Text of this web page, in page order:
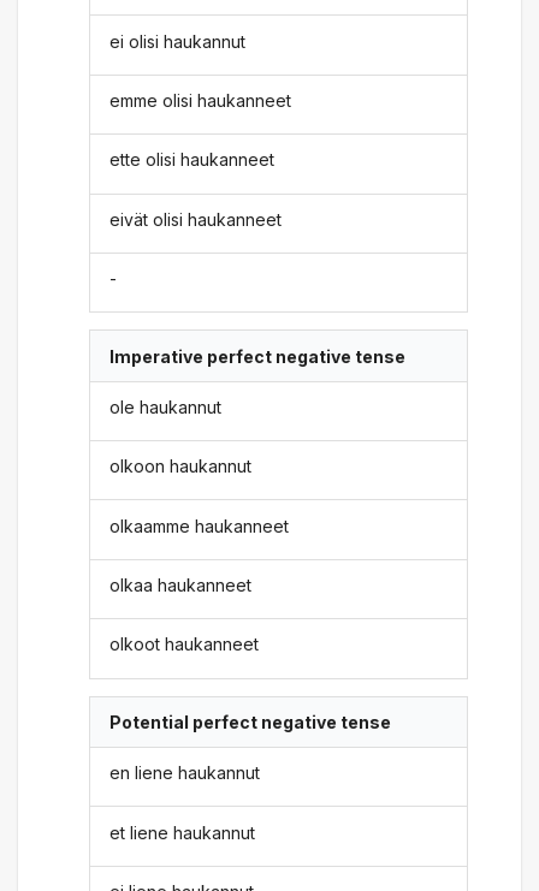
ei olisi haukannut
emme olisi haukanneet
ette olisi haukanneet
eivät olisi haukanneet
-
Imperative perfect negative tense
ole haukannut
olkoon haukannut
olkaamme haukanneet
olkaa haukanneet
olkoot haukanneet
Potential perfect negative tense
en liene haukannut
et liene haukannut